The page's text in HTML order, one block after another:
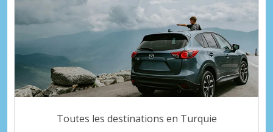
Toutes les destinations en Turquie